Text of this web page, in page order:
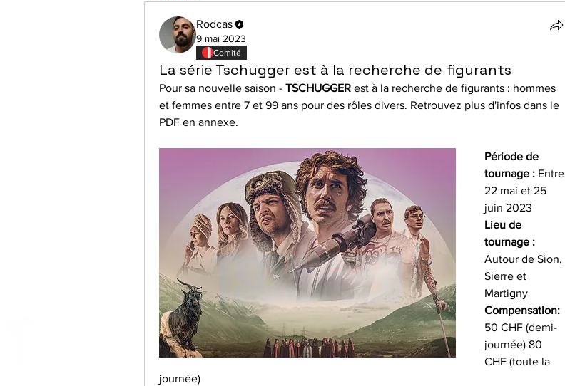
Rodcas
9 mai 2023
Comité
La série Tschugger est à la recherche de figurants
Pour sa nouvelle saison - TSCHUGGER est à la recherche de figurants : hommes
et femmes entre 7 et 99 ans pour des rôles divers. Retrouvez plus d'infos dans le
PDF en annexe.
Période de
tournage : Entre
22 mai et 25
juin 2023
Lieu de
Autour de Sion,
Sierre et
Martigny
50 CHF (demi-
journée) 80
CHF (toute la
journée)